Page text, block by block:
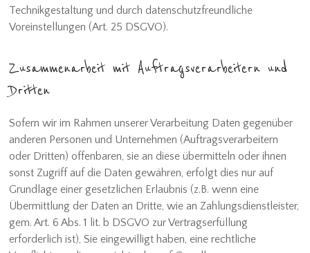
Technikgestaltung und durch datenschutzfreundliche
Voreinstellungen (Art. 25 DSGVO).
Zusammenarbeit mit Auftragsverarbeitern und
Dritten
Sofern wir im Rahmen unserer Verarbeitung Daten gegenüber
anderen Personen und Unternehmen (Auftragsverarbeitern
oder Dritten) offenbaren, sie an diese übermitteln oder ihnen
sonst Zugriff auf die Daten gewähren, erfolgt dies nur auf
Grundlage einer gesetzlichen Erlaubnis (z.B. wenn eine
Übermittlung der Daten an Dritte, wie an Zahlungsdienstleister,
gem. Art. 6 Abs. 1 lit. b DSGVO zur Vertragserfüllung
erforderlich ist), Sie eingewilligt haben, eine rechtliche